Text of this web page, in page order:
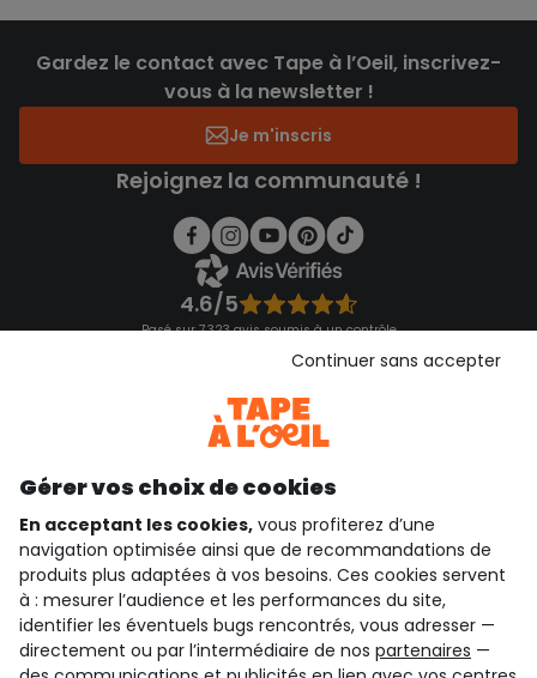
Gardez le contact avec Tape à l’Oeil, inscrivez-
vous à la newsletter !
Je m'inscris
Rejoignez la communauté !
4.6/5
Basé sur 7 323 avis soumis à un contrôle
Consulter les CGU
qui sommes-nous ?
besoin d'aide ?
le club fidélité
Gérer vos choix de cookies
En acceptant les cookies, vous profiterez d’une
navigation optimisée ainsi que de recommandations de
produits plus adaptées à vos besoins. Ces cookies servent
à : mesurer l’audience et les performances du site,
identifier les éventuels bugs rencontrés, vous adresser —
directement ou par l’intermédiaire de nos partenaires —
Continuer sans accepter